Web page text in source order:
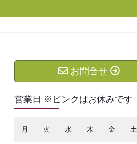
お問合せ
営業日 ※ピンクはお休みです
月 火 水 木 金 土